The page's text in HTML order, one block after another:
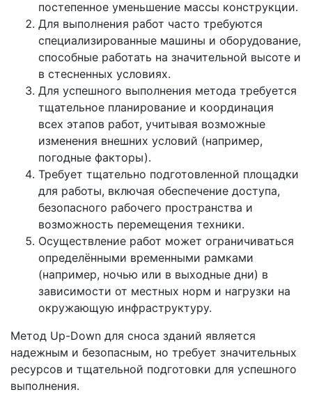
постепенное уменьшение массы конструкции.
Для выполнения работ часто требуются
специализированные машины и оборудование,
способные работать на значительной высоте и
в стесненных условиях.
Для успешного выполнения метода требуется
тщательное планирование и координация
всех этапов работ, учитывая возможные
изменения внешних условий (например,
погодные факторы).
Требует тщательно подготовленной площадки
для работы, включая обеспечение доступа,
безопасного рабочего пространства и
возможность перемещения техники.
Осуществление работ может ограничиваться
определёнными временными рамками
(например, ночью или в выходные дни) в
зависимости от местных норм и нагрузки на
окружающую инфраструктуру.
Метод Up-Down для сноса зданий является
надежным и безопасным, но требует значительных
ресурсов и тщательной подготовки для успешного
выполнения.